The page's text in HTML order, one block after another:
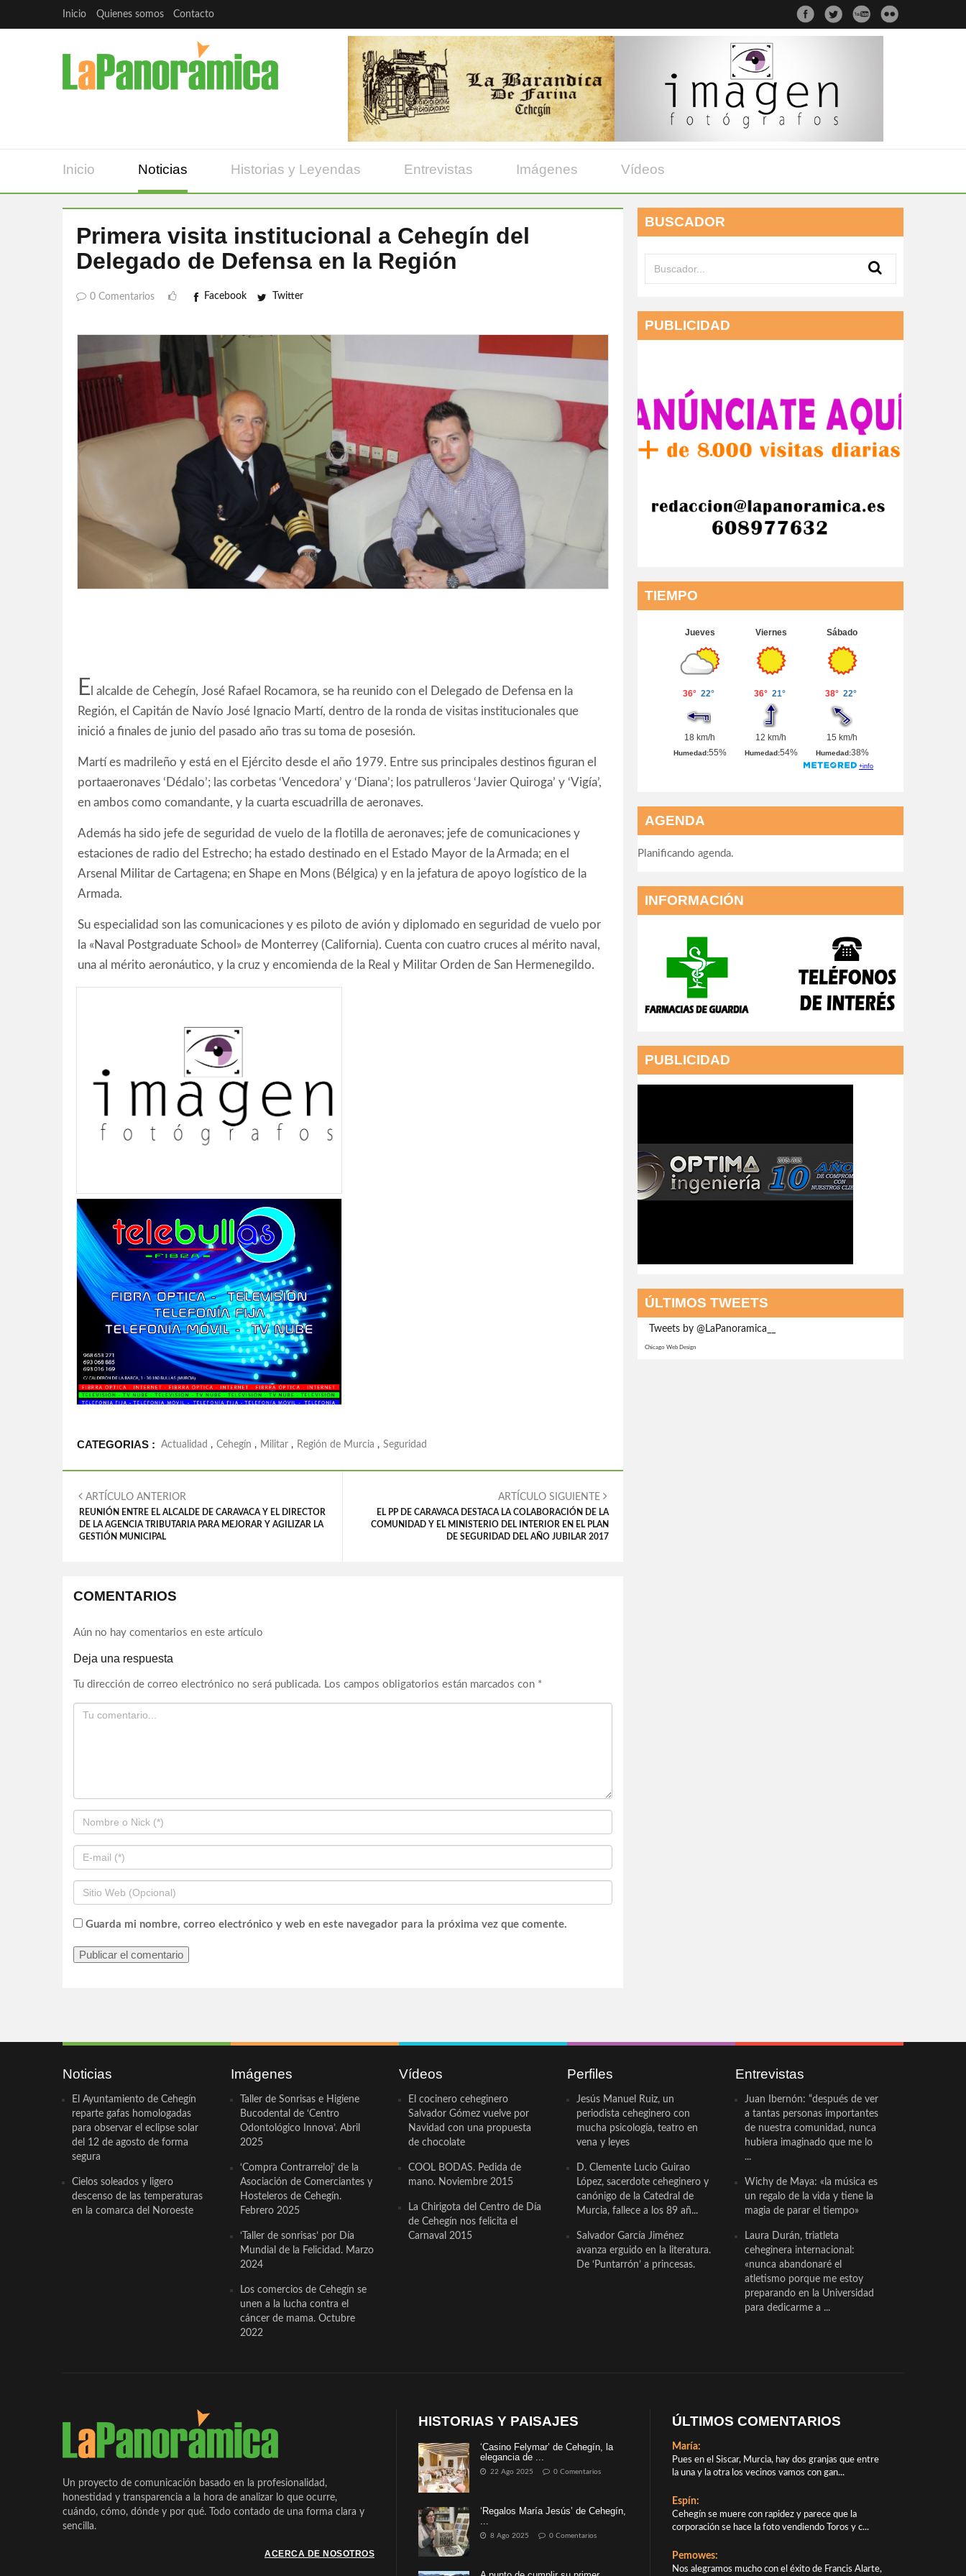
Inicio Quienes somos Contacto
Inicio Noticias Historias y Leyendas Entrevistas Imágenes Vídeos
Primera visita institucional a Cehegín del
Delegado de Defensa en la Región
0 Comentarios Facebook Twitter
E l alcalde de Cehegín, José Rafael Rocamora, se ha reunido con el Delegado de Defensa en la
Región, el Capitán de Navío José Ignacio Martí, dentro de la ronda de visitas institucionales que
inició a finales de junio del pasado año tras su toma de posesión.
Martí es madrileño y está en el Ejército desde el año 1979. Entre sus principales destinos figuran el
portaaeronaves ‘Dédalo’; las corbetas ‘Vencedora’ y ‘Diana’; los patrulleros ‘Javier Quiroga’ y ‘Vigía’,
en ambos como comandante, y la cuarta escuadrilla de aeronaves.
Además ha sido jefe de seguridad de vuelo de la flotilla de aeronaves; jefe de comunicaciones y
estaciones de radio del Estrecho; ha estado destinado en el Estado Mayor de la Armada; en el
Arsenal Militar de Cartagena; en Shape en Mons (Bélgica) y en la jefatura de apoyo logístico de la
Armada.
Su especialidad son las comunicaciones y es piloto de avión y diplomado en seguridad de vuelo por
la «Naval Postgraduate School» de Monterrey (California). Cuenta con cuatro cruces al mérito naval,
una al mérito aeronáutico, y la cruz y encomienda de la Real y Militar Orden de San Hermenegildo.
CATEGORIAS : Actualidad , Cehegín , Militar , Región de Murcia , Seguridad
ARTÍCULO ANTERIOR
REUNIÓN ENTRE EL ALCALDE DE CARAVACA Y EL DIRECTOR
DE LA AGENCIA TRIBUTARIA PARA MEJORAR Y AGILIZAR LA
GESTIÓN MUNICIPAL
ARTÍCULO SIGUIENTE
EL PP DE CARAVACA DESTACA LA COLABORACIÓN DE LA
COMUNIDAD Y EL MINISTERIO DEL INTERIOR EN EL PLAN
DE SEGURIDAD DEL AÑO JUBILAR 2017
COMENTARIOS
Aún no hay comentarios en este artículo
Deja una respuesta
Tu dirección de correo electrónico no será publicada. Los campos obligatorios están marcados con *
Guarda mi nombre, correo electrónico y web en este navegador para la próxima vez que comente.
BUSCADOR
PUBLICIDAD
TIEMPO
AGENDA
Planificando agenda.
INFORMACIÓN
PUBLICIDAD
ÚLTIMOS TWEETS
Tweets by @LaPanoramica__
Chicago Web Design
Noticias
El Ayuntamiento de Cehegín
reparte gafas homologadas
para observar el eclipse solar
del 12 de agosto de forma
segura
Cielos soleados y ligero
descenso de las temperaturas
en la comarca del Noroeste
Imágenes
Taller de Sonrisas e Higiene
Bucodental de ‘Centro
Odontológico Innova’. Abril
2025
‘Compra Contrarreloj’ de la
Asociación de Comerciantes y
Hosteleros de Cehegín.
Febrero 2025
‘Taller de sonrisas’ por Día
Mundial de la Felicidad. Marzo
2024
Los comercios de Cehegín se
unen a la lucha contra el
cáncer de mama. Octubre
2022
Vídeos
El cocinero ceheginero
Salvador Gómez vuelve por
Navidad con una propuesta
de chocolate
COOL BODAS. Pedida de
mano. Noviembre 2015
La Chirigota del Centro de Día
de Cehegín nos felicita el
Carnaval 2015
Perfiles
Jesús Manuel Ruiz, un
periodista ceheginero con
mucha psicología, teatro en
vena y leyes
D. Clemente Lucio Guirao
López, sacerdote ceheginero y
canónigo de la Catedral de
Murcia, fallece a los 89 añ...
Salvador García Jiménez
avanza erguido en la literatura.
De ‘Puntarrón’ a princesas.
Entrevistas
Juan Ibernón: “después de ver
a tantas personas importantes
de nuestra comunidad, nunca
hubiera imaginado que me lo
...
Wichy de Maya: «la música es
un regalo de la vida y tiene la
magia de parar el tiempo»
Laura Durán, triatleta
ceheginera internacional:
«nunca abandonaré el
atletismo porque me estoy
preparando en la Universidad
para dedicarme a ...
Un proyecto de comunicación basado en la profesionalidad,
honestidad y transparencia a la hora de analizar lo que ocurre,
cuándo, cómo, dónde y por qué. Todo contado de una forma clara y
sencilla.
ACERCA DE NOSOTROS
HISTORIAS Y PAISAJES
‘Casino Felymar’ de Cehegín, la
elegancia de ...
22 Ago 2025 0 Comentarios
‘Regalos María Jesús’ de Cehegín,
8 Ago 2025 0 Comentarios
ÚLTIMOS COMENTARIOS
María:
Pues en el Siscar, Murcia, hay dos granjas que entre
la una y la otra los vecinos vamos con gan...
Espín:
Cehegín se muere con rapidez y parece que la
corporación se hace la foto vendiendo Toros y c...
Pemowes:
Nos alegramos mucho con el éxito de Francis Alarte,